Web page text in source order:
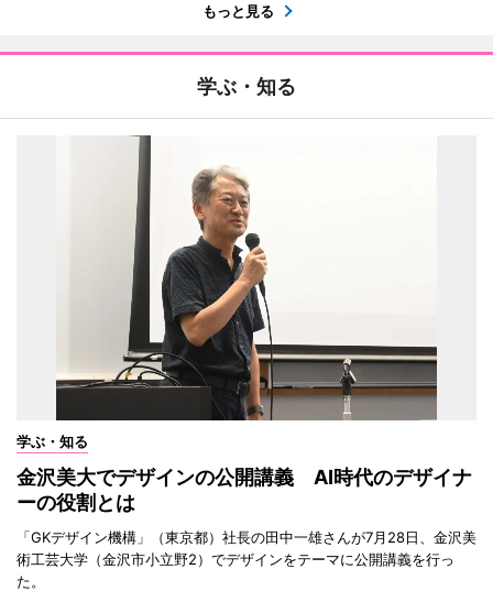
もっと見る
学ぶ・知る
学ぶ・知る
金沢美大でデザインの公開講義 AI時代のデザイナ
ーの役割とは
「GKデザイン機構」（東京都）社長の田中一雄さんが7月28日、金沢美
術工芸大学（金沢市小立野2）でデザインをテーマに公開講義を行っ
た。